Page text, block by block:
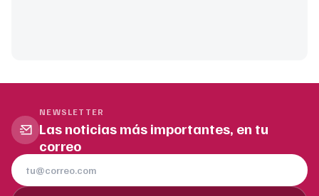
NEWSLETTER
Las noticias más importantes, en tu
correo